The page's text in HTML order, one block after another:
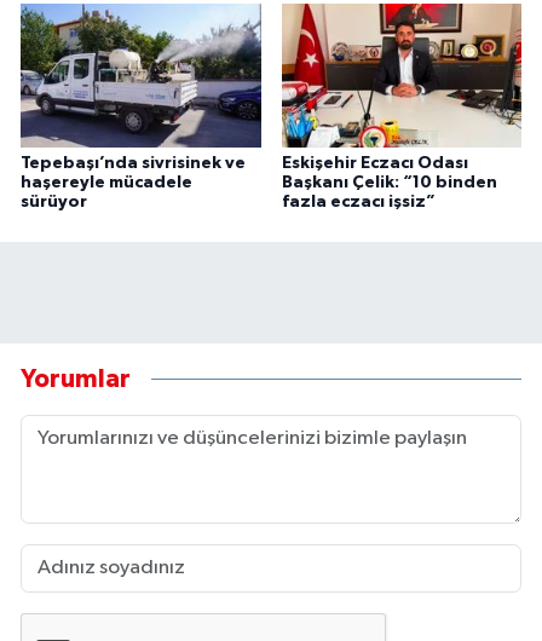
Tepebaşı’nda sivrisinek ve
haşereyle mücadele
sürüyor
Eskişehir Eczacı Odası
Başkanı Çelik: “10 binden
fazla eczacı işsiz”
Yorumlar